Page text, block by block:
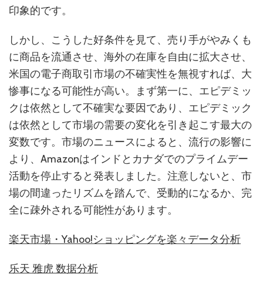
印象的です。
しかし、こうした好条件を見て、売り手がやみくも
に商品を流通させ、海外の在庫を自由に拡大させ、
米国の電子商取引市場の不確実性を無視すれば、大
惨事になる可能性が高い。まず第一に、エピデミッ
クは依然として不確実な要因であり、エピデミック
は依然として市場の需要の変化を引き起こす最大の
変数です。市場のニュースによると、流行の影響に
より、Amazonはインドとカナダでのプライムデー
活動を停止すると発表しました。注意しないと、市
場の間違ったリズムを踏んで、受動的になるか、完
全に疎外される可能性があります。
楽天市場・Yahoo!ショッピングを楽々データ分析
乐天 雅虎 数据分析